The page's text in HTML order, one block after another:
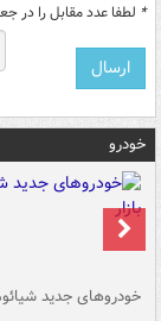
* لطفا عدد مقابل را در
خودرو
خودروهای جدید